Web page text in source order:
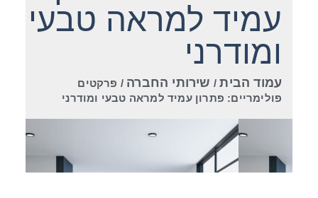
עמיד למראה טבעי
ומודרני
עמוד הבית/ שירותי החברה / פרקטים
פולימריים: פתרון עמיד למראה טבעי ומודרני